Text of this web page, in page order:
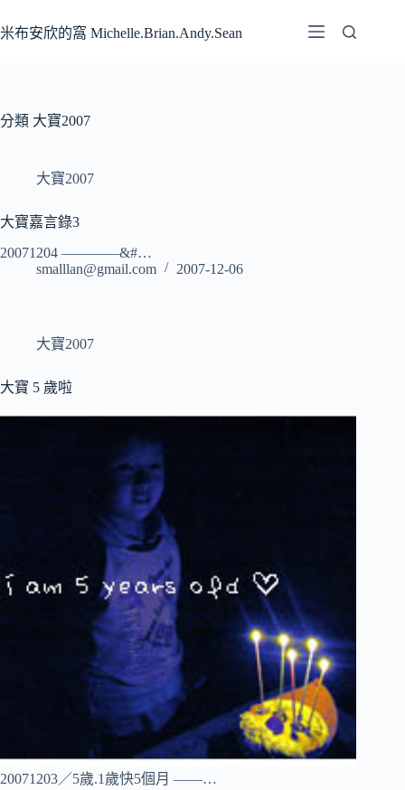
至
容
米布安欣的窩 Michelle.Brian.Andy.Sean
分類 大寶2007
大寶2007
大寶嘉言錄3
20071204 ————&#…
smalllan@gmail.com
2007-12-06
大寶2007
大寶 5 歲啦
20071203／5歲.1歲快5個月 ——…